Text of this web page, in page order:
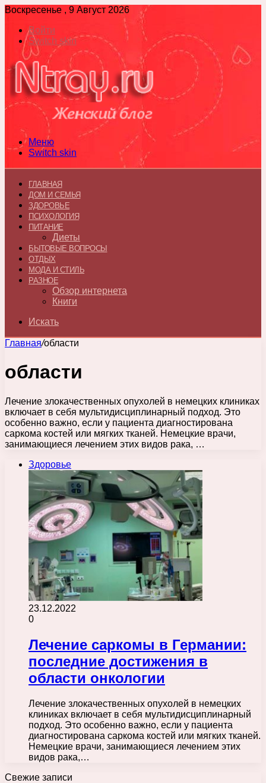
Воскресенье , 9 Август 2026
Войти
Switch skin
Меню
Switch skin
ГЛАВНАЯ
ДОМ И СЕМЬЯ
ЗДОРОВЬЕ
ПСИХОЛОГИЯ
ПИТАНИЕ
Диеты
БЫТОВЫЕ ВОПРОСЫ
ОТДЫХ
МОДА И СТИЛЬ
РАЗНОЕ
Обзор интернета
Книги
Искать
Главная/области
области
Лечение злокачественных опухолей в немецких клиниках
включает в себя мультидисциплинарный подход. Это
особенно важно, если у пациента диагностирована
саркома костей или мягких тканей. Немецкие врачи,
занимающиеся лечением этих видов рака, …
Здоровье
23.12.2022
0
Лечение саркомы в Германии:
последние достижения в
области онкологии
Лечение злокачественных опухолей в немецких
клиниках включает в себя мультидисциплинарный
подход. Это особенно важно, если у пациента
диагностирована саркома костей или мягких тканей.
Немецкие врачи, занимающиеся лечением этих
видов рака,…
Свежие записи